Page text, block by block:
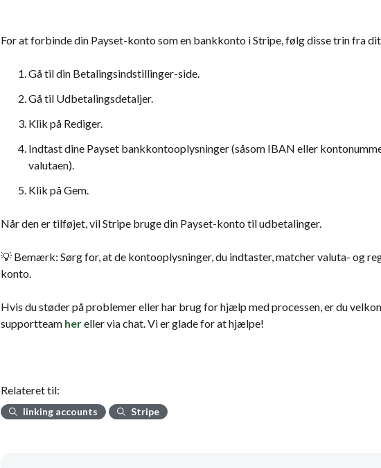
For at forbinde din Payset-konto som en bankkonto i Stripe, følg disse trin fra
Gå til din Betalingsindstillinger-side.
Gå til Udbetalingsdetaljer.
Klik på Rediger.
Indtast dine Payset bankkontooplysninger (såsom IBAN eller
valutaen).
Klik på Gem.
Når den er tilføjet, vil Stripe bruge din Payset-konto til udbetalinger.
💡 Bemærk: Sørg for, at de kontooplysninger, du indtaster, matcher valuta- og
konto.
Hvis du støder på problemer eller har brug for hjælp med processen, er du
supportteam hereller via chat. Vi er glade for at hjælpe!
Relateret til:
linking accounts Stripe